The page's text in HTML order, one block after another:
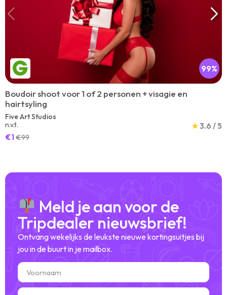
99%
Boudoir shoot voor 1 of 2 personen + visagie en
hairtsyling
Five Art Studios
n.v.t.
★3.6 / 5
€1 €99
Meld je aan voor de
Tripdealer nieuwsbrief!
Ontvang wekelijks de leukste nieuwe kortingsuitjes bij
jou in de buurt in je mailbox.